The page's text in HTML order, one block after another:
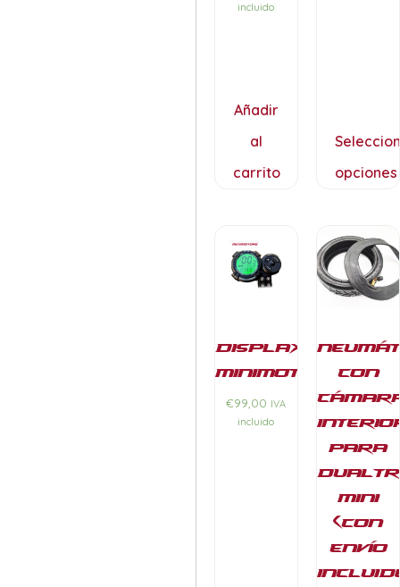
incluido
Añadir
al
carrito
opciones
Display
Minimotors
€99,00 IVA
incluido
con
para
Mini
(con
envío